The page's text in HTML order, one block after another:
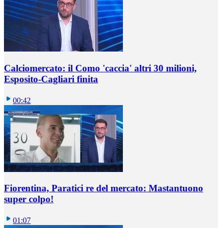
Calciomercato: il Como 'caccia' altri 30 milioni,
Esposito-Cagliari finita
00:42
Fiorentina, Paratici re del mercato: Mastantuono
super colpo!
01:07